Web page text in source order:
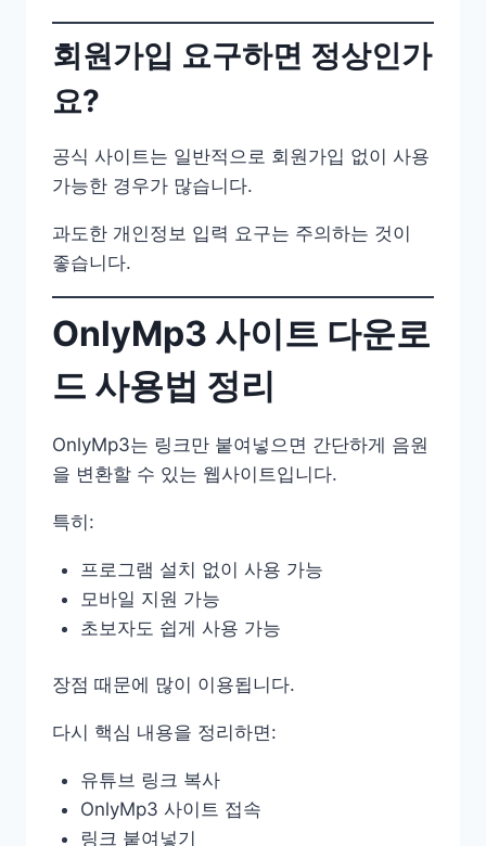
회원가입 요구하면 정상인가
요?
공식 사이트는 일반적으로 회원가입 없이 사용
가능한 경우가 많습니다.
과도한 개인정보 입력 요구는 주의하는 것이
좋습니다.
OnlyMp3 사이트 다운로
드 사용법 정리
OnlyMp3는 링크만 붙여넣으면 간단하게 음원
을 변환할 수 있는 웹사이트입니다.
특히:
프로그램 설치 없이 사용 가능
모바일 지원 가능
초보자도 쉽게 사용 가능
장점 때문에 많이 이용됩니다.
다시 핵심 내용을 정리하면:
유튜브 링크 복사
OnlyMp3 사이트 접속
링크 붙여넣기